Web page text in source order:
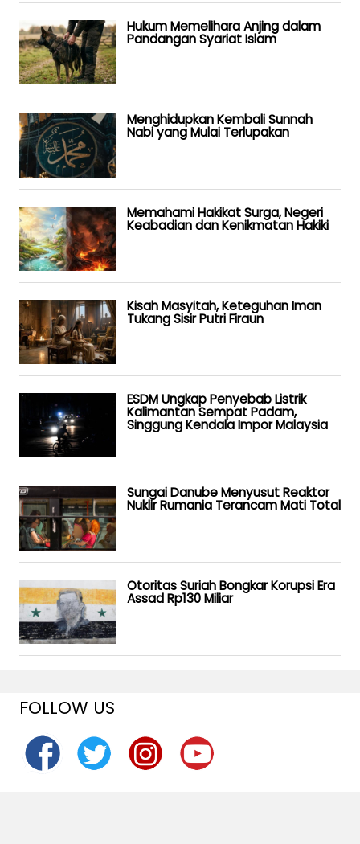
Hukum Memelihara Anjing dalam
Pandangan Syariat Islam
Menghidupkan Kembali Sunnah
Nabi yang Mulai Terlupakan
Memahami Hakikat Surga, Negeri
Keabadian dan Kenikmatan Hakiki
Kisah Masyitah, Keteguhan Iman
Tukang Sisir Putri Firaun
ESDM Ungkap Penyebab Listrik
Kalimantan Sempat Padam,
Singgung Kendala Impor Malaysia
Sungai Danube Menyusut Reaktor
Nuklir Rumania Terancam Mati Total
Otoritas Suriah Bongkar Korupsi Era
Assad Rp130 Miliar
FOLLOW US